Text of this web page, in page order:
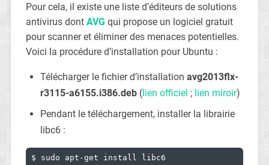
Pour cela, il existe une liste d’éditeurs de solutions
antivirus dont AVG qui propose un logiciel gratuit
pour scanner et éliminer des menaces potentielles.
Voici la procédure d’installation pour Ubuntu :
Télécharger le fichier d’installation avg2013flx-
r3115-a6155.i386.deb (lien officiel ; lien miroir)
Pendant le téléchargement, installer la librairie
libc6 :
$ sudo apt-get install libc6